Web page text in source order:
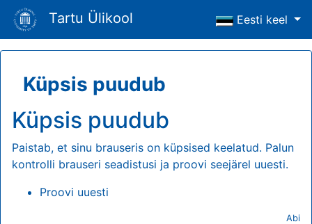
Tartu Ülikool Eesti keel
Küpsis puudub
Küpsis puudub
Paistab, et sinu brauseris on küpsised keelatud. Palun
kontrolli brauseri seadistusi ja proovi seejärel uuesti.
Proovi uuesti
Abi